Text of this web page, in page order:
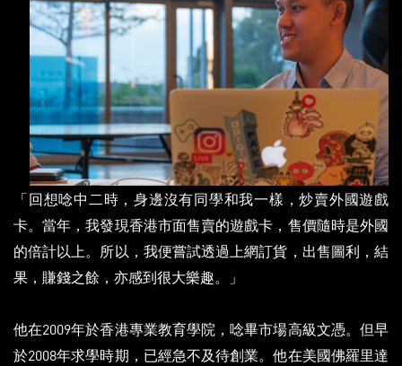
「回想唸中二時，身邊沒有同學和我一樣，炒賣外國遊戲
卡。當年，我發現香港市面售賣的遊戲卡，售價隨時是外國
的倍計以上。所以，我便嘗試透過上網訂貨，出售圖利，結
果，賺錢之餘，亦感到很大樂趣。」
他在2009年於香港專業教育學院，唸畢市場高級文憑。但早
於2008年求學時期，已經急不及待創業。他在美國佛羅里達